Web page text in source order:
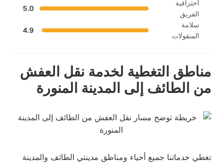
احترافية
الفريق
5.0
سلامة
المنقولات
4.9
مناطق التغطية لخدمة نقل العفش
من الطائف إلى المدينة المنورة
تغطي خدماتنا جميع أحياء ومناطق مدينتي الطائف والمدينة